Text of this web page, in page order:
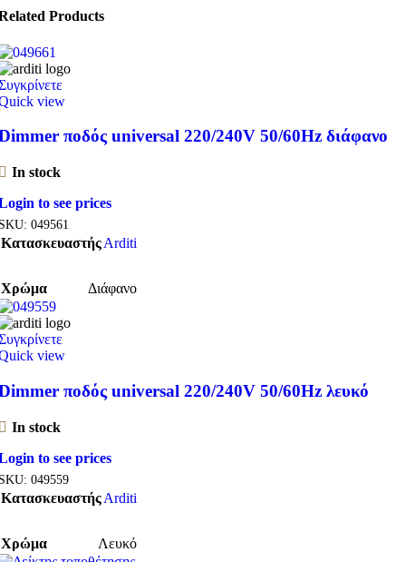
Products
view
ποδός universal 220/240V 50/60Hz διάφανο
In stock
to see prices
049561
ΚατασκευαστήςArditi
Χρώμα Διάφανο
view
ποδός universal 220/240V 50/60Hz λευκό
In stock
to see prices
049559
ΚατασκευαστήςArditi
Χρώμα Λευκό